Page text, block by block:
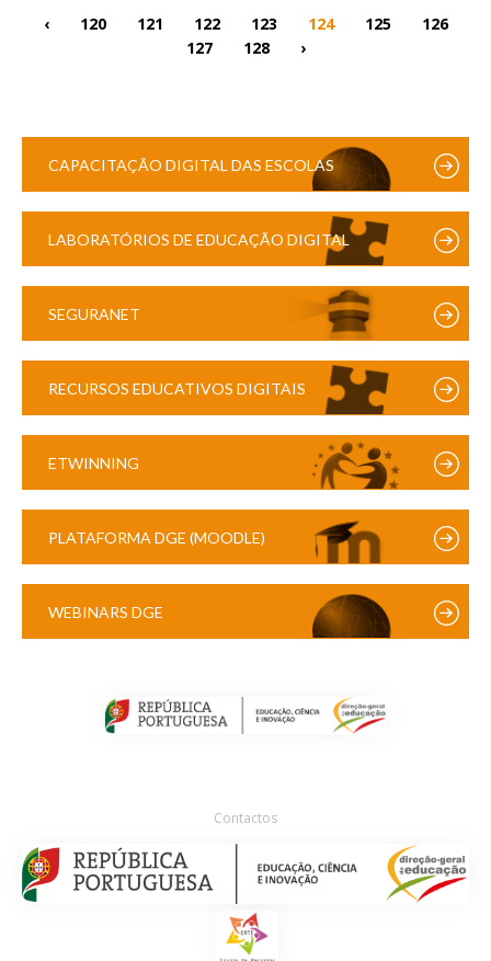
‹ 120 121 122 123 124 125
126
127
128 ›
CAPACITAÇÃO DIGITAL DAS ESCOLAS
LABORATÓRIOS DE EDUCAÇÃO DIGITAL
SEGURANET
RECURSOS EDUCATIVOS DIGITAIS
ETWINNING
PLATAFORMA DGE (MOODLE)
WEBINARS DGE
Contactos